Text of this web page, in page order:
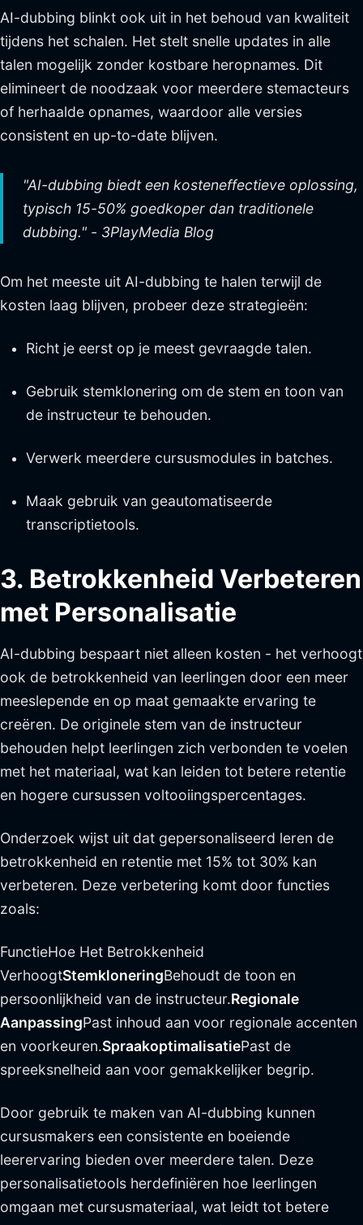
AI-dubbing blinkt ook uit in het behoud van kwaliteit
tijdens het schalen. Het stelt snelle updates in alle
talen mogelijk zonder kostbare heropnames. Dit
elimineert de noodzaak voor meerdere stemacteurs
of herhaalde opnames, waardoor alle versies
consistent en up-to-date blijven.
"AI-dubbing biedt een kosteneffectieve oplossing,
typisch 15-50% goedkoper dan traditionele
dubbing." - 3PlayMedia Blog
Om het meeste uit AI-dubbing te halen terwijl de
kosten laag blijven, probeer deze strategieën:
Richt je eerst op je meest gevraagde talen.
Gebruik stemklonering om de stem en toon van
de instructeur te behouden.
Verwerk meerdere cursusmodules in batches.
Maak gebruik van geautomatiseerde
transcriptietools.
3. Betrokkenheid Verbeteren
met Personalisatie
AI-dubbing bespaart niet alleen kosten - het verhoogt
ook de betrokkenheid van leerlingen door een meer
meeslepende en op maat gemaakte ervaring te
creëren. De originele stem van de instructeur
behouden helpt leerlingen zich verbonden te voelen
met het materiaal, wat kan leiden tot betere retentie
en hogere cursussen voltooiingspercentages.
Onderzoek wijst uit dat gepersonaliseerd leren de
betrokkenheid en retentie met 15% tot 30% kan
verbeteren. Deze verbetering komt door functies
zoals:
FunctieHoe Het Betrokkenheid
VerhoogtStemkloneringBehoudt de toon en
persoonlijkheid van de instructeur.Regionale
AanpassingPast inhoud aan voor regionale accenten
en voorkeuren.SpraakoptimalisatiePast de
spreeksnelheid aan voor gemakkelijker begrip.
Door gebruik te maken van AI-dubbing kunnen
cursusmakers een consistente en boeiende
leerervaring bieden over meerdere talen. Deze
personalisatietools herdefiniëren hoe leerlingen
omgaan met cursusmateriaal, wat leidt tot betere